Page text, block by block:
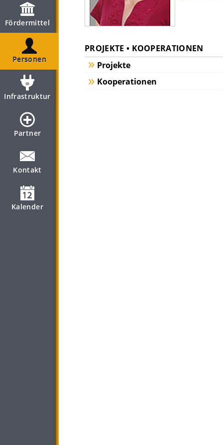
Fördermittel
Personen
Infrastruktur
Partner
Kontakt
Kalender
PROJEKTE • KOOPERATIONEN
Projekte
Kooperationen